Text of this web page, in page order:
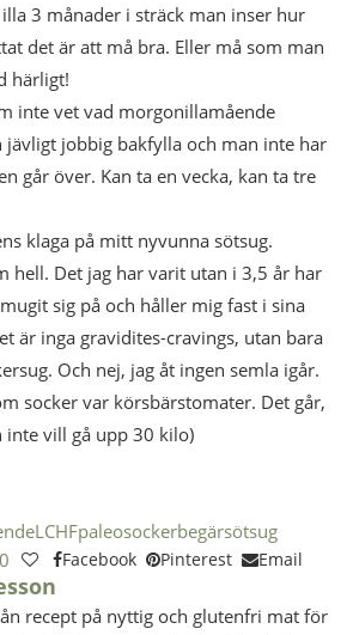
3 månader i sträck man inser hur
det är att må bra. Eller må som man
härligt!
inte vet vad morgonillamående
jävligt jobbig bakfylla och man inte har
går över. Kan ta en vecka, kan ta tre
klaga på mitt nyvunna sötsug.
hell. Det jag har varit utan i 3,5 år har
sig på och håller mig fast i sina
är inga gravidites-cravings, utan bara
Och nej, jag åt ingen semla igår.
socker var körsbärstomater. Det går,
inte vill gå upp 30 kilo)
LCHFpaleosockerbegärsötsug
0 Facebook Pinterest Email
recept på nyttig och glutenfri mat för